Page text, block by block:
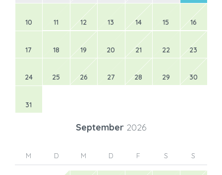
10 11 12 13 14 15 16
17 18 19 20 21 22 23
24 25 26 27 28 29 30
31
September 2026
M D M D F S S